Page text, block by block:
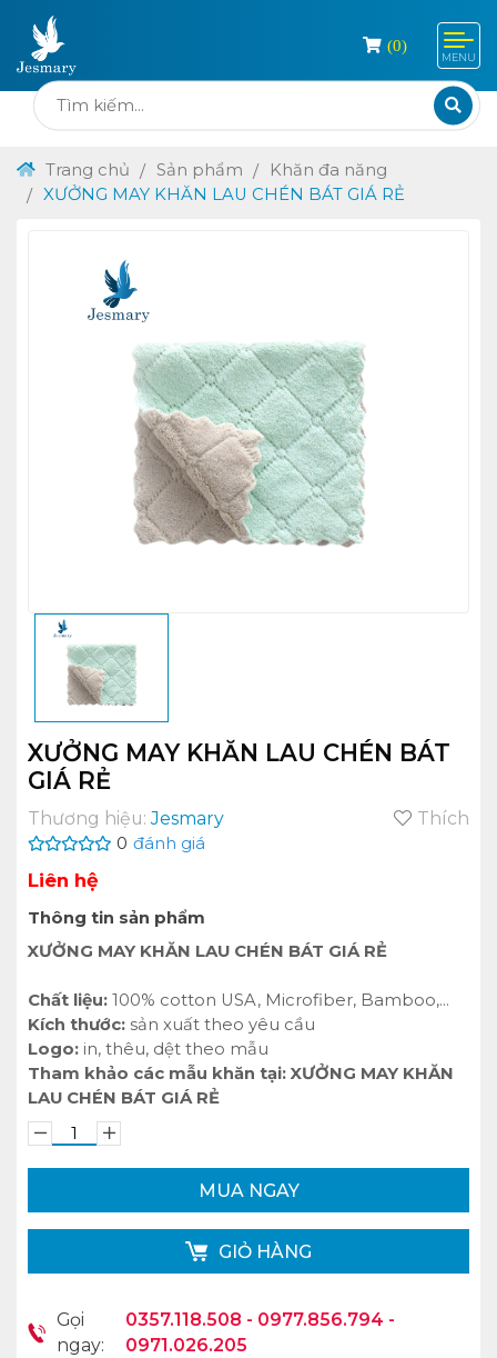
(0)
MENU
Trang chủ Sản phẩm
Khăn đa năng
XƯỞNG MAY KHĂN LAU CHÉN BÁT GIÁ RẺ
XƯỞNG MAY KHĂN LAU CHÉN BÁT
GIÁ RẺ
Thương hiệu:Jesmary Thích
0 đánh giá
Liên hệ
Thông tin sản phẩm
XƯỞNG MAY KHĂN LAU CHÉN BÁT GIÁ RẺ
Chất liệu: 100% cotton USA, Microfiber, Bamboo,...
Kích thước: sản xuất theo yêu cầu
Logo: in, thêu, dệt theo mẫu
Tham khảo các mẫu khăn tại: XƯỞNG MAY KHĂN
LAU CHÉN BÁT GIÁ RẺ
MUA NGAY
GIỎ HÀNG
Gọi
ngay:
0357.118.508 - 0977.856.794 -
0971.026.205